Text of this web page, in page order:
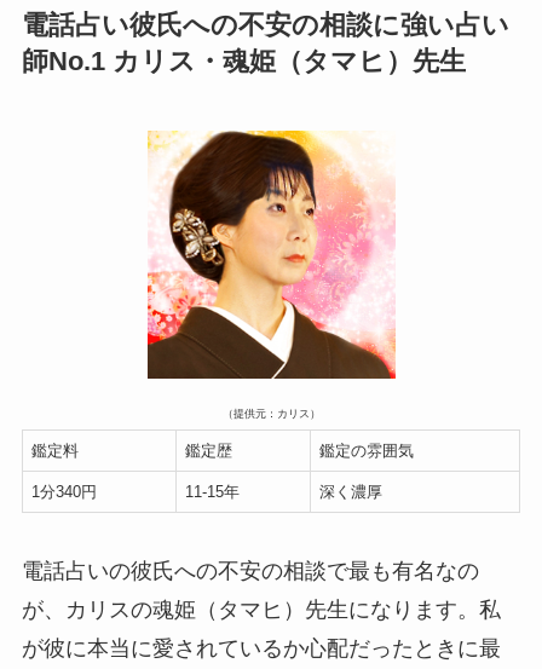
電話占い彼氏への不安の相談に強い占い
師No.1 カリス・魂姫（タマヒ）先生
（提供元：カリス）
鑑定料 鑑定歴 鑑定の雰囲気
1分340円 11-15年 深く濃厚
電話占いの彼氏への不安の相談で最も有名なの
が、カリスの魂姫（タマヒ）先生になります。私
が彼に本当に愛されているか心配だったときに最